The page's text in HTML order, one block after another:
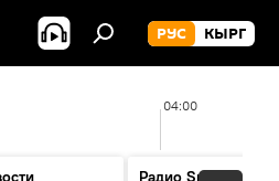
РУС КЫРГ
04:00
Радио Sputnik